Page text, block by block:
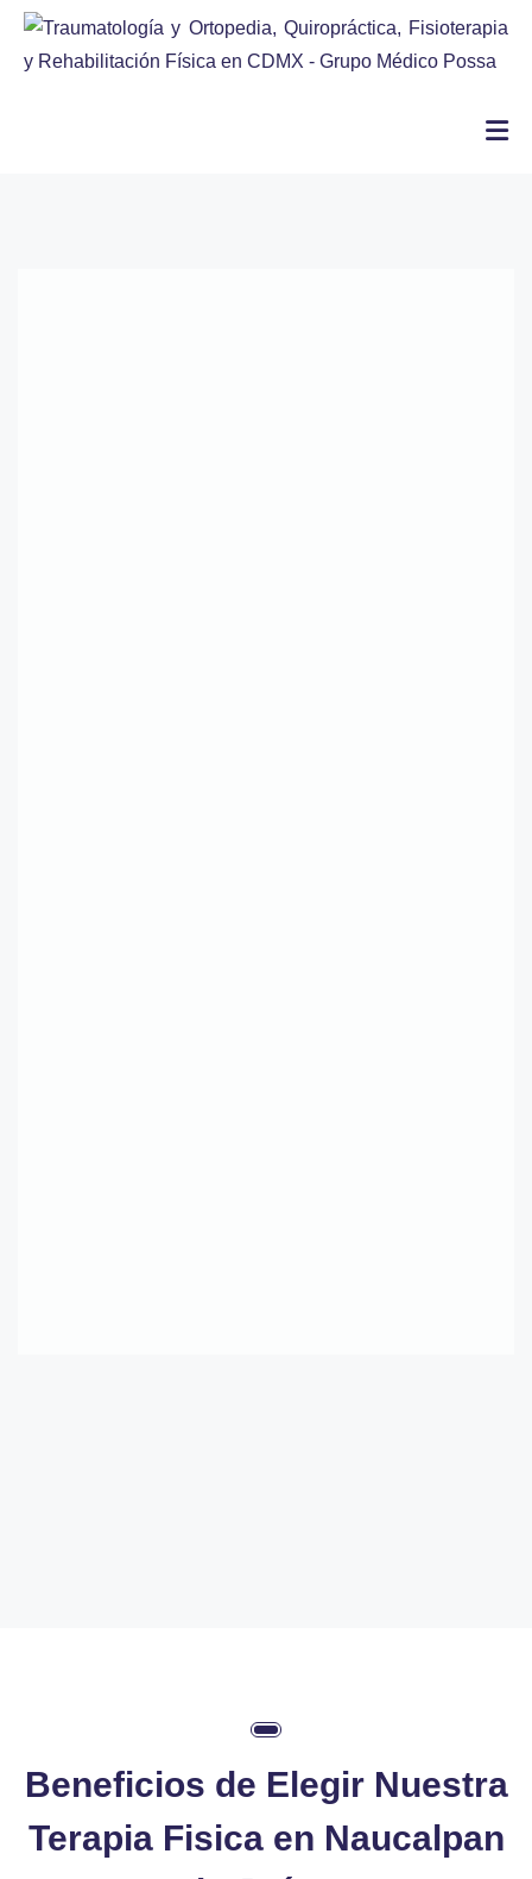
Beneficios de Elegir Nuestra
Terapia Fisica en Naucalpan